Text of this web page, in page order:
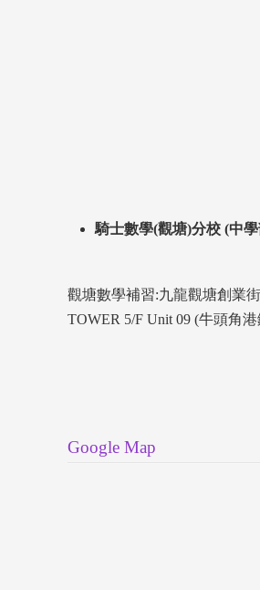
騎士數學(觀塘)分校 (中
觀塘數學補習:九龍觀塘創業
TOWER 5/F Unit 09 (牛頭角
Google Map